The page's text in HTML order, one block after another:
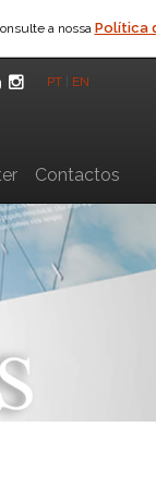
a nossa Política
YouTube
PT EN
Contactos